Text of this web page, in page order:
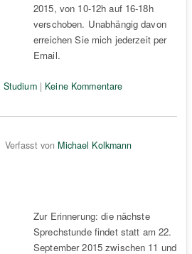
2015, von 10-12h auf 16-18h
verschoben. Unabhängig davon
erreichen Sie mich jederzeit per
Email.
Studium| Keine Kommentare
Verfasst von Michael Kolkmann
Zur Erinnerung: die nächste
Sprechstunde findet statt am 22.
September 2015 zwischen 11 und